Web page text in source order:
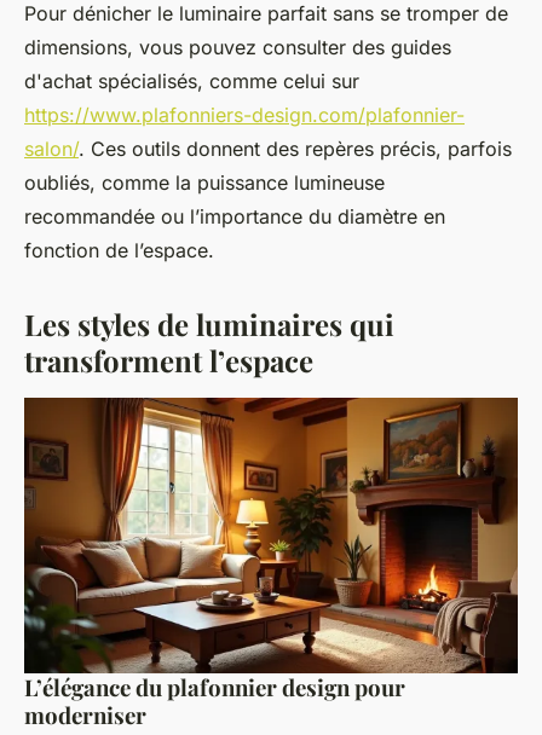
Pour dénicher le luminaire parfait sans se tromper de
dimensions, vous pouvez consulter des guides
d'achat spécialisés, comme celui sur
https://www.plafonniers-design.com/plafonnier-
salon/. Ces outils donnent des repères précis, parfois
oubliés, comme la puissance lumineuse
recommandée ou l’importance du diamètre en
fonction de l’espace.
Les styles de luminaires qui
transforment l’espace
L’élégance du plafonnier design pour
moderniser